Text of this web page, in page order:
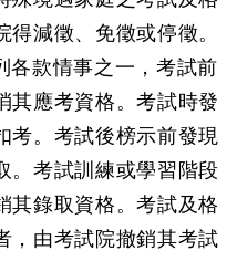
得減徵、免徵或停徵。
款情事之一，考試前
其應考資格。考試時發
考。考試後榜示前發現
。考試訓練或學習階段
其錄取資格。考試及格
，由考試院撤銷其考試